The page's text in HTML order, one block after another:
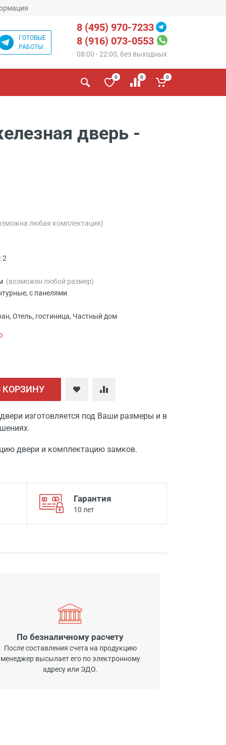
ГОТОВЫЕ
РАБОТЫ
8 (495) 970-7233
8 (916) 073-0553
08:00 - 22:00, без выходных
0 0 0
дверь -
любая комплектация)
2
(возможен любой размер)
с панелями
Отель, гостиница, Частный дом
КОРЗИНУ
изготовляется под Ваши размеры и в
двери и комплектацию замков.
Гарантия
10 лет
По безналичному расчету
После составления счета на продукцию
менеджер высылает его по электронному
адресу или ЭДО.